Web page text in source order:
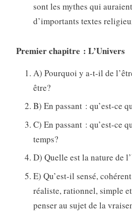
sont les mythes qui
d’importants textes
Premier chapitre : L’Univers
A) Pourquoi y a-t-il de
être?
B) En passant : qu’est-ce
C) En passant : qu’est-ce
temps?
D) Quelle est la nature de
E) Qu’est-il sensé,
réaliste, rationnel, simple
penser au sujet de la